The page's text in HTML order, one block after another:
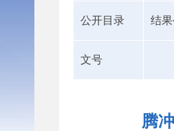
公开目录 结
文号
腾